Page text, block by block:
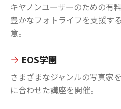
キヤノンユーザーのための有
豊かなフォトライフを支援す
意。
EOS学園
さまざまなジャンルの写真家
に合わせた講座を開催。